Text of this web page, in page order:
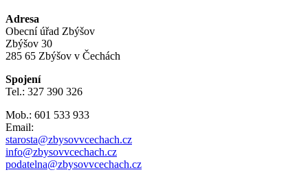
Adresa
Obecní úřad Zbýšov
Zbýšov 30
285 65 Zbýšov v Čechách
Spojení
Tel.: 327 390 326
Mob.: 601 533 933
Email:
starosta@zbysovvcechach.cz
info@zbysovvcechach.cz
podatelna@zbysovvcechach.cz